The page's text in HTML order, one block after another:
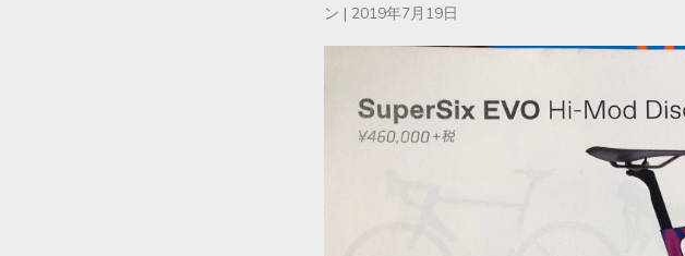
ン | 2019年7月19日